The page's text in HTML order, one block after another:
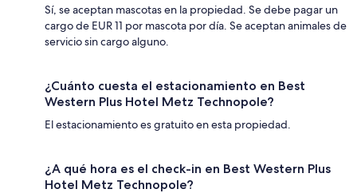
Sí, se aceptan mascotas en la propiedad. Se debe pagar un
cargo de EUR 11 por mascota por día. Se aceptan animales de
servicio sin cargo alguno.
¿Cuánto cuesta el estacionamiento en Best
Western Plus Hotel Metz Technopole?
El estacionamiento es gratuito en esta propiedad.
¿A qué hora es el check-in en Best Western Plus
Hotel Metz Technopole?